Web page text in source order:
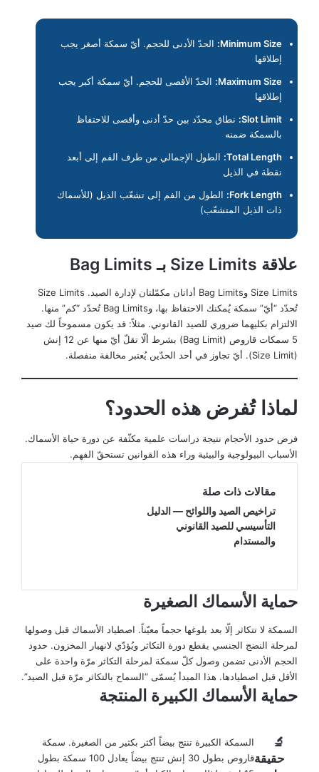
Minimum Size:
الحدّ الأدنى للحجم. أيّ سمكة أصغر يجب
إطلاقها
Maximum Size:
الحدّ الأقصى للحجم. أيّ سمكة أكبر يجب
إطلاقها
Slot Limit: نطاق محدّد بين حدّ أدنى وأقصى للاحتفاظ
بالسمكة ضمنه
Total Length: الطول الإجمالي من طرف الفم إلى أبعد
نقطة في الذيل
Fork Length:
الطول من الفم إلى تشعّب الذيل (للأسماك
ذات الذيل المتشعّب)
علاقة Size Limits بـ Bag Limits
Size Limits وBag Limits أداتان مكمّلتان لإدارة الصيد. Size Limits
تُحدّد “أيّ” سمكة يُمكنك الاحتفاظ بها، وBag Limits تُحدّد “كم” منها.
الالتزام بكليهما ضروري للصيد القانوني. مثلاً: قد يكون مسموحاً لك صيد
5 سمكات قاروص (Bag Limit) بشرط ألّا تقلّ أيّ منها عن 12 إنش
(Size Limit). أيّ تجاوز في أحد الحدّين يُعتبر مخالفة منفصلة.
لماذا تُفرض هذه الحدود؟
فرض حدود الأحجام نتيجة دراسات علمية مكثّفة عن دورة حياة الأسماك.
الأسباب البيولوجية والبيئية وراء هذه القوانين تستحقّ الفهم.
مقالات ذات صلة
تراخيص الصيد واللوائح — الدليل
التأسيسي للصيد القانوني
والمستدام
حماية الأسماك الصغيرة
السمكة لا تتكاثر إلّا بعد بلوغها حجماً معيّناً. اصطياد الأسماك قبل وصولها
لمرحلة النضج الجنسي يقطع دورة التكاثر ويُؤدّي لانهيار المخزون. حدود
الحجم الأدنى تضمن وصول كلّ سمكة لمرحلة التكاثر مرّة واحدة على
الأقل قبل اصطيادها. هذا المبدأ يُسمّى “السماح بالتكاثر مرّة قبل الصيد”.
حماية الأسماك الكبيرة المنتجة
🔬
حقيقة
السمكة الكبيرة تنتج بيضاً أكثر بكثير من الصغيرة. سمكة
قاروص بطول 30 إنش تنتج بيضاً يعادل 100 سمكة بطول